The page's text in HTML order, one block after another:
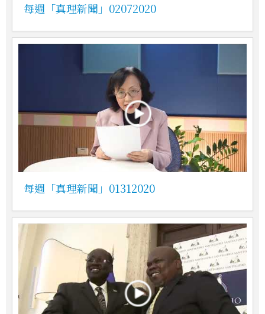
每週「真理新聞」02072020
每週「真理新聞」01312020